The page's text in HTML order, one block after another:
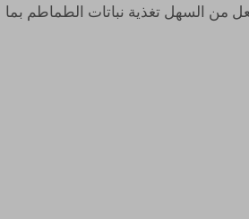
من السهل تغذية نباتات الطماطم بما